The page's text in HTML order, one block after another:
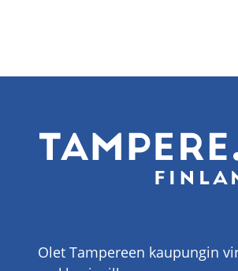
Olet Tampereen kaupungin